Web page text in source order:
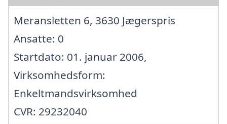
Meransletten 6, 3630 Jægerspris
Ansatte: 0
Startdato: 01. januar 2006,
Virksomhedsform:
Enkeltmandsvirksomhed
CVR: 29232040